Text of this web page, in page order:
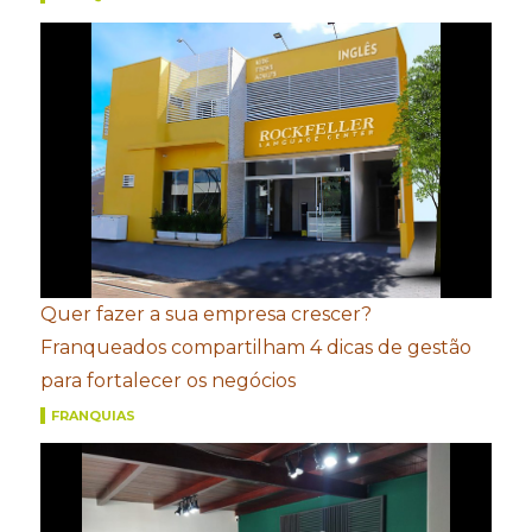
Quer fazer a sua empresa crescer?
Franqueados compartilham 4 dicas de gestão
para fortalecer os negócios
FRANQUIAS